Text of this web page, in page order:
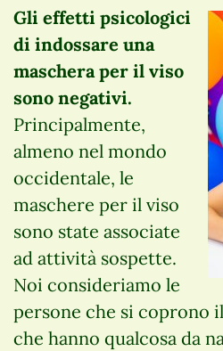
Gli effetti psicologici
di indossare una
maschera per il viso
sono negativi.
Principalmente,
almeno nel mondo
occidentale, le
maschere per il viso
sono state associate
ad attività sospette.
Noi consideriamo le
persone che si coprono
che hanno qualcosa da